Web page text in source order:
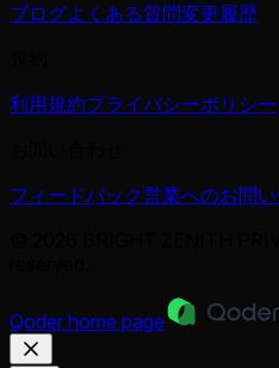
ブログよくある質問変更履歴
利用規約プライバシーポリシー
フィードバック営業へのお問
Qoder home page